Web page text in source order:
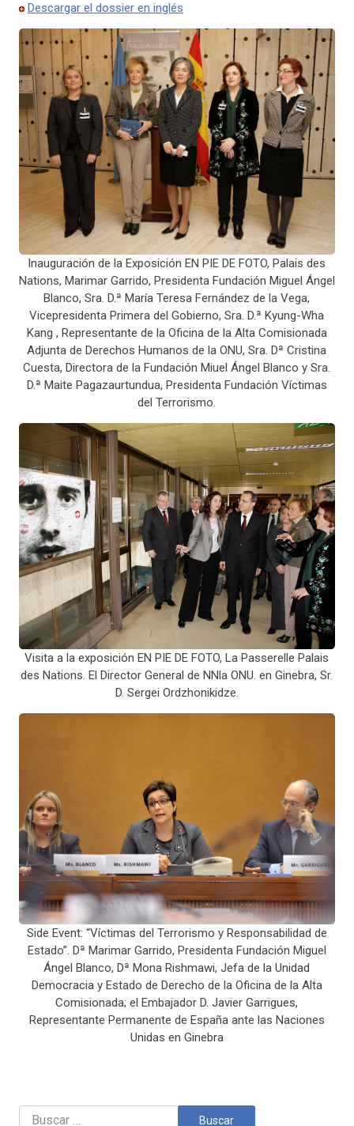
Descargar el dossier en inglés
Inauguración de la Exposición EN PIE DE FOTO, Palais des
Nations, Marimar Garrido, Presidenta Fundación Miguel Ángel
Blanco, Sra. D.ª María Teresa Fernández de la Vega,
Vicepresidenta Primera del Gobierno, Sra. D.ª Kyung-Wha
Kang , Representante de la Oficina de la Alta Comisionada
Adjunta de Derechos Humanos de la ONU, Sra. Dª Cristina
Cuesta, Directora de la Fundación Miuel Ángel Blanco y Sra.
D.ª Maite Pagazaurtundua, Presidenta Fundación Víctimas
del Terrorismo.
Visita a la exposición EN PIE DE FOTO, La Passerelle Palais
des Nations. El Director General de NNla ONU. en Ginebra, Sr.
D. Sergei Ordzhonikidze.
Side Event: “Víctimas del Terrorismo y Responsabilidad de
Estado”. Dª Marimar Garrido, Presidenta Fundación Miguel
Ángel Blanco, Dª Mona Rishmawi, Jefa de la Unidad
Democracia y Estado de Derecho de la Oficina de la Alta
Comisionada; el Embajador D. Javier Garrigues,
Representante Permanente de España ante las Naciones
Unidas en Ginebra
Buscar: